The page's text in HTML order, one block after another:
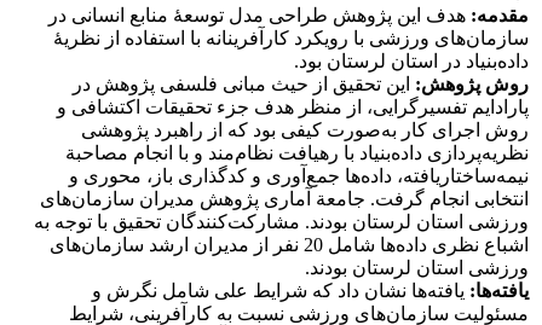
مقدمه: هدف این پژوهش طراحی مدل توسعۀ منابع انسانی در
سازمان‌های ورزشی با رویکرد کارآفرینانه با استفاده از نظریۀ
داده‌بنیاد در استان لرستان بود.
روش پژوهش: این تحقیق از حیث مبانی فلسفی پژوهش در
پارادایم تفسیرگرایی، از منظر هدف جزء تحقیقات اکتشافی و
روش اجرای کار به‌صورت کیفی بود که از راهبرد پژوهشی
نظریه‌پردازی داده‌بنیاد با رهیافت نظام‌مند و با انجام مصاحبة
نیمه‌ساختاریافته، داده‌ها جمع‌آوری و کدگذاری باز، محوری و
انتخابی انجام گرفت. جامعة آماری پژوهش مدیران سازمان‌های
ورزشی استان لرستان بودند. مشارکت‌کنندگان تحقیق با توجه به
اشباع نظری داده‌ها شامل 20 نفر از مدیران ارشد سازمان‌های
ورزشی استان لرستان بودند.
یافته‌ها: یافته‌ها نشان داد که شرایط علی شامل نگرش و
مسئولیت سازمان‌های ورزشی نسبت به کارآفرینی، شرایط